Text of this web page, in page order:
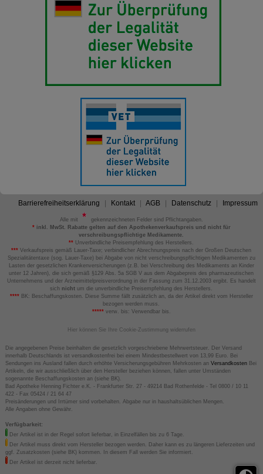
Barrierefreiheitserklärung Kontakt AGB Datenschutz Impressum
Alle mit
gekennzeichneten Felder sind Pflichtangaben.
*inkl. MwSt. Rabatte gelten auf den Apothekenverkaufspreis und nicht für
verschreibungspflichtige Medikamente.
** Unverbindliche Preisempfehlung des Herstellers.
*** Verkaufspreis gemäß Lauer-Taxe; verbindlicher Abrechnungspreis nach der Großen Deutschen
Spezialitätentaxe (sog. Lauer-Taxe) bei Abgabe von nicht verschreibungspflichtigen Medikamenten zu
Lasten der gesetzlichen Krankenversicherungen (z.B. bei Verschreibung des Medikaments an Kinder
unter 12 Jahren), die sich gemäß §129 Abs. 5a SGB V aus dem Abgabepreis des pharmazeutischen
Unternehmens und der Arzneimittelpreisverordnung in der Fassung zum 31.12.2003 ergibt. Es handelt
sich nicht um die unverbindliche Preisempfehlung des Herstellers.
****BK: Beschaffungskosten. Diese Summe fällt zusätzlich an, da der Artikel direkt vom Hersteller
bezogen werden muss.
*****verw. bis: Verwendbar bis.
Hier können Sie Ihre Cookie-Zustimmung widerrufen
Die angegebenen Preise beinhalten die gesetzlich vorgeschriebene Mehrwertsteuer. Der Versand
innerhalb Deutschlands ist versandkostenfrei bei einem Mindestbestellwert von 13,99 Euro. Bei
Sendungen ins Ausland fallen durch erhöhte Versicherungsgebühren Mehrkosten an VersandkostenBei
Artikeln, die wir ausschließlich über den Hersteller beziehen können, fallen unter Umständen
sogenannte Beschaffungskosten an (siehe BK).
Bad Apotheke Henning Fichter e.K. - Frankfurter Str. 27 - 49214 Bad Rothenfelde - Tel 0800 / 10 11
422 - Fax 05424 / 21 64 47
Preisänderungen und Irrtümer sind vorbehalten. Abgabe nur in haushaltsüblichen Mengen.
Alle Angaben ohne Gewähr.
Verfügbarkeit:
Der Artikel ist in der Regel sofort lieferbar, in Einzelfällen bis zu 6 Tage.
Der Artikel muss direkt vom Hersteller bezogen werden. Daher kann es zu längeren Lieferzeiten und
ggf. Zusatzkosten (siehe BK) kommen. In diesem Fall werden Sie informiert.
Der Artikel ist derzeit nicht lieferbar.